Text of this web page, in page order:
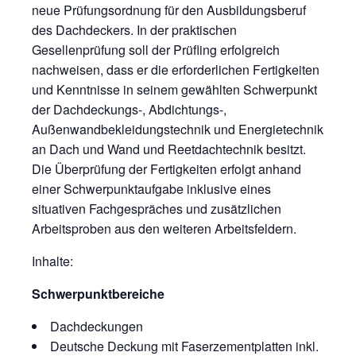
neue Prüfungsordnung für den Ausbildungsberuf
des Dachdeckers. In der praktischen
Gesellenprüfung soll der Prüfling erfolgreich
nachweisen, dass er die erforderlichen Fertigkeiten
und Kenntnisse in seinem gewählten Schwerpunkt
der Dachdeckungs-, Abdichtungs-,
Außenwandbekleidungstechnik und Energietechnik
an Dach und Wand und Reetdachtechnik besitzt.
Die Überprüfung der Fertigkeiten erfolgt anhand
einer Schwerpunktaufgabe inklusive eines
situativen Fachgespräches und zusätzlichen
Arbeitsproben aus den weiteren Arbeitsfeldern.
Inhalte:
Schwerpunktbereiche
Dachdeckungen
Deutsche Deckung mit Faserzementplatten inkl.